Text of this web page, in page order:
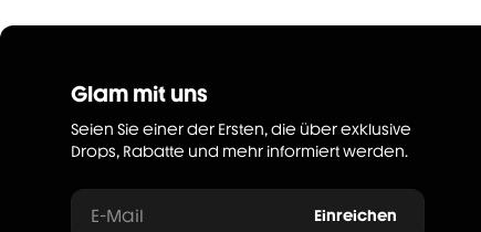
Glam mit uns
Seien Sie einer der Ersten, die über exklusive
Drops, Rabatte und mehr informiert werden.
E-Mail Einreichen